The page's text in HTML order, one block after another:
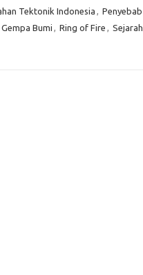
Tektonik Indonesia , Penyebab
Bumi , Ring of Fire , Sejarah